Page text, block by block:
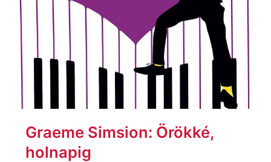
Graeme Simsion: Örökké,
holnapig